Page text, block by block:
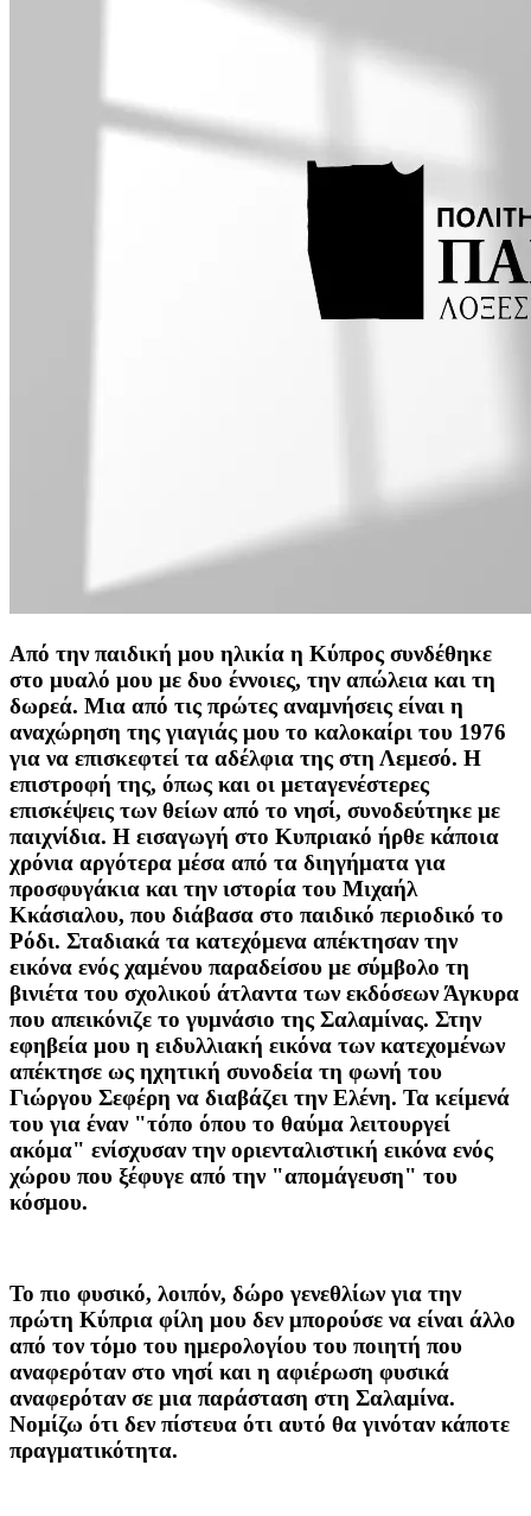
Από την παιδική μου ηλικία η Κύπρος συνδέθηκε
στο μυαλό μου με δυο έννοιες, την απώλεια και τη
δωρεά. Μια από τις πρώτες αναμνήσεις είναι η
αναχώρηση της γιαγιάς μου το καλοκαίρι του 1976
για να επισκεφτεί τα αδέλφια της στη Λεμεσό. Η
επιστροφή της, όπως και οι μεταγενέστερες
επισκέψεις των θείων από το νησί, συνοδεύτηκε με
παιχνίδια. Η εισαγωγή στο Κυπριακό ήρθε κάποια
χρόνια αργότερα μέσα από τα διηγήματα για
προσφυγάκια και την ιστορία του Μιχαήλ
Κκάσιαλου, που διάβασα στο παιδικό περιοδικό το
Ρόδι. Σταδιακά τα κατεχόμενα απέκτησαν την
εικόνα ενός χαμένου παραδείσου με σύμβολο τη
βινιέτα του σχολικού άτλαντα των εκδόσεων Άγκυρα
που απεικόνιζε το γυμνάσιο της Σαλαμίνας. Στην
εφηβεία μου η ειδυλλιακή εικόνα των κατεχομένων
απέκτησε ως ηχητική συνοδεία τη φωνή του
Γιώργου Σεφέρη να διαβάζει την Ελένη. Τα κείμενά
του για έναν "τόπο όπου το θαύμα λειτουργεί
ακόμα" ενίσχυσαν την οριενταλιστική εικόνα ενός
χώρου που ξέφυγε από την "απομάγευση" του
κόσμου.
Το πιο φυσικό, λοιπόν, δώρο γενεθλίων για την
πρώτη Κύπρια φίλη μου δεν μπορούσε να είναι άλλο
από τον τόμο του ημερολογίου του ποιητή που
αναφερόταν στο νησί και η αφιέρωση φυσικά
αναφερόταν σε μια παράσταση στη Σαλαμίνα.
Νομίζω ότι δεν πίστευα ότι αυτό θα γινόταν κάποτε
πραγματικότητα.